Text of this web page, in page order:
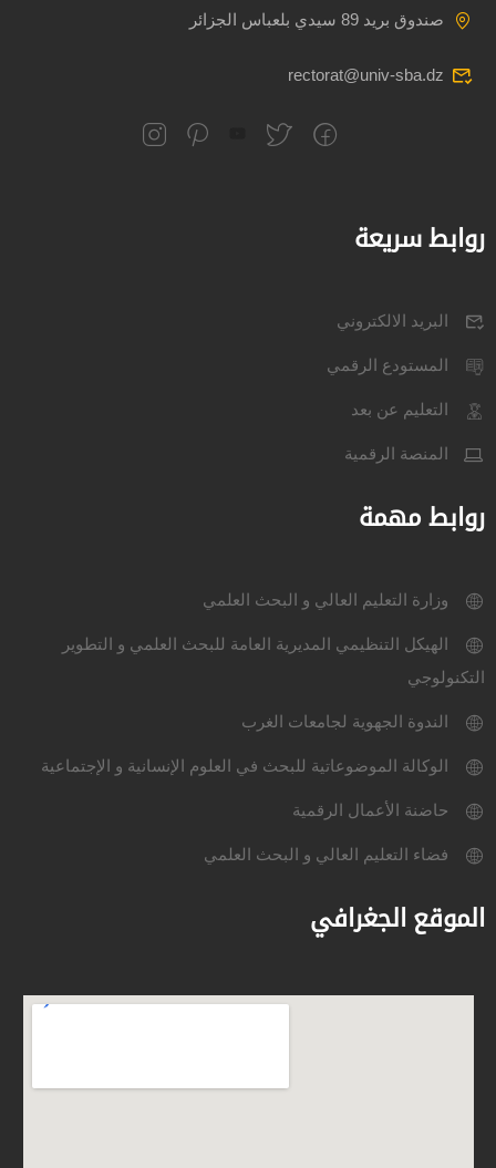
صندوق بريد 89 سيدي بلعباس الجزائر
rectorat@univ-sba.dz
روابط سريعة
البريد الالكتروني
المستودع الرقمي
التعليم عن بعد
المنصة الرقمية
روابط مهمة
وزارة التعليم العالي و البحث العلمي
الهيكل التنظيمي المديرية العامة للبحث العلمي و التطوير
التكنولوجي
الندوة الجهوية لجامعات الغرب
الوكالة الموضوعاتية للبحث في العلوم الإنسانية و الإجتماعية
حاضنة الأعمال الرقمية
فضاء التعليم العالي و البحث العلمي
الموقع الجغرافي